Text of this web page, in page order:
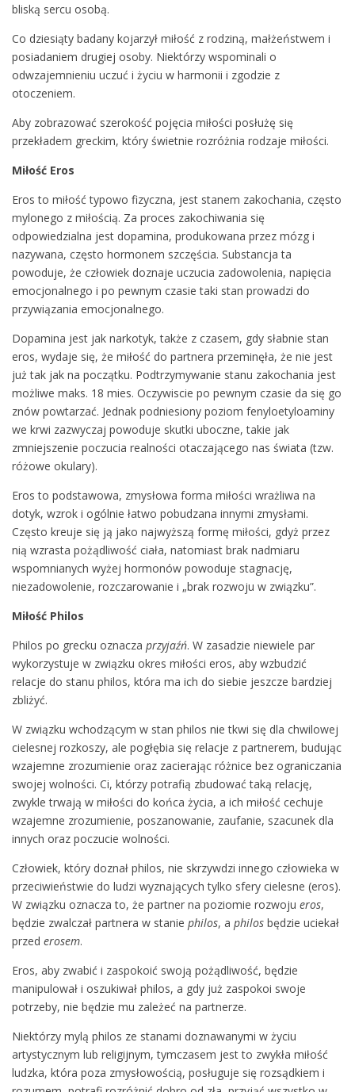
bliską sercu osobą.
Co dziesiąty badany kojarzył miłość z rodziną, małżeństwem i
posiadaniem drugiej osoby. Niektórzy wspominali o
odwzajemnieniu uczuć i życiu w harmonii i zgodzie z
otoczeniem.
Aby zobrazować szerokość pojęcia miłości posłużę się
przekładem greckim, który świetnie rozróżnia rodzaje miłości.
Miłość Eros
Eros to miłość typowo fizyczna, jest stanem zakochania, często
mylonego z miłością. Za proces zakochiwania się
odpowiedzialna jest dopamina, produkowana przez mózg i
nazywana, często hormonem szczęścia. Substancja ta
powoduje, że człowiek doznaje uczucia zadowolenia, napięcia
emocjonalnego i po pewnym czasie taki stan prowadzi do
przywiązania emocjonalnego.
Dopamina jest jak narkotyk, także z czasem, gdy słabnie stan
eros, wydaje się, że miłość do partnera przeminęła, że nie jest
już tak jak na początku. Podtrzymywanie stanu zakochania jest
możliwe maks. 18 mies. Oczywiscie po pewnym czasie da się go
znów powtarzać. Jednak podniesiony poziom fenyloetyloaminy
we krwi zazwyczaj powoduje skutki uboczne, takie jak
zmniejszenie poczucia realności otaczającego nas świata (tzw.
różowe okulary).
Eros to podstawowa, zmysłowa forma miłości wrażliwa na
dotyk, wzrok i ogólnie łatwo pobudzana innymi zmysłami.
Często kreuje się ją jako najwyższą formę miłości, gdyż przez
nią wzrasta pożądliwość ciała, natomiast brak nadmiaru
wspomnianych wyżej hormonów powoduje stagnację,
niezadowolenie, rozczarowanie i „brak rozwoju w związku”.
Miłość Philos
Philos po grecku oznacza przyjaźń. W zasadzie niewiele par
wykorzystuje w związku okres miłości eros, aby wzbudzić
relacje do stanu philos, która ma ich do siebie jeszcze bardziej
zbliżyć.
W związku wchodzącym w stan philos nie tkwi się dla chwilowej
cielesnej rozkoszy, ale pogłębia się relacje z partnerem, budując
wzajemne zrozumienie oraz zacierając różnice bez ograniczania
swojej wolności. Ci, którzy potrafią zbudować taką relację,
zwykle trwają w miłości do końca życia, a ich miłość cechuje
wzajemne zrozumienie, poszanowanie, zaufanie, szacunek dla
innych oraz poczucie wolności.
Człowiek, który doznał philos, nie skrzywdzi innego człowieka w
przeciwieństwie do ludzi wyznających tylko sfery cielesne (eros).
W związku oznacza to, że partner na poziomie rozwoju eros,
będzie zwalczał partnera w stanie philos, a philos będzie uciekał
przed erosem.
Eros, aby zwabić i zaspokoić swoją pożądliwość, będzie
manipulował i oszukiwał philos, a gdy już zaspokoi swoje
potrzeby, nie będzie mu zależeć na partnerze.
Niektórzy mylą philos ze stanami doznawanymi w życiu
artystycznym lub religijnym, tymczasem jest to zwykła miłość
ludzka, która poza zmysłowością, posługuje się rozsądkiem i